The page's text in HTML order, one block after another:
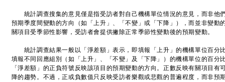
統計調查搜集的意見僅是指受訪者對自己機構單位情況的意見，而非他
預期季度間變動的方向（如「上升」、「不變」或「下降」），而並非變動
關項目受季節性影響，受訪者會提供撇除正常季節性變動後的預期變動。
統計調查結果一般以「淨差額」表示，即填報「上升」的機構單位百分
填報不同回應組別（如「上升」、「不變」及「下降」）的機構單位的百分
「淨差額」的正負符號反映該項目的預期變動的方向。正數反映有關項目
降的趨勢。不過，正或負數值只反映受訪者樂觀或悲觀的普遍程度，而非預